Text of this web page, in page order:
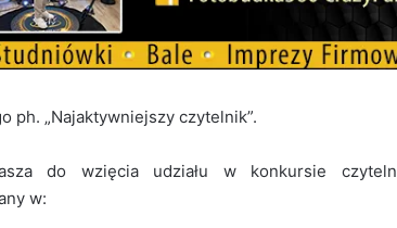
ph. „Najaktywniejszy czytelnik”.
do wzięcia udziału w konkursie
w: